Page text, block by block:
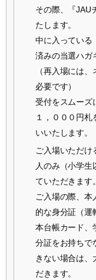
その際、『JAU
たします。
中に入っている
済みの当選ハガ
（再入場には
必要です）
受付をスムーズ
１，０００円
いいたします。
ご入場いただけ
人のみ（小学
ていただきます。
ご入場の際、
的な身分証（運
本台帳カード、
分証をお持ちで
きない場合は、
だきます。